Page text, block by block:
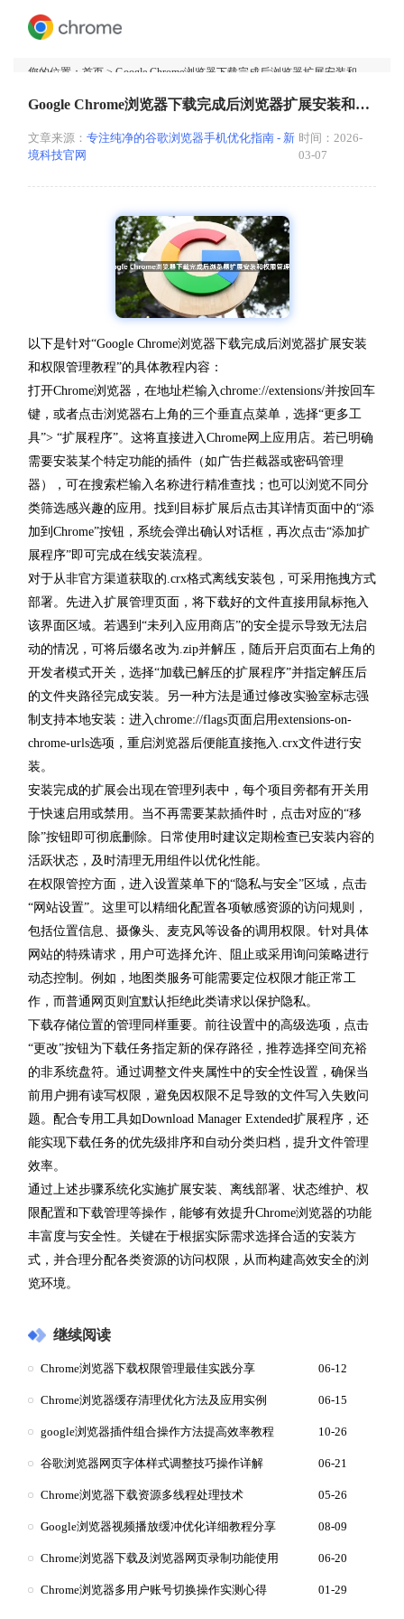
您的位置： 首页 > Google Chrome浏览器下载完成后浏览器扩展安装和权限管理教程
Google Chrome浏览器下载完成后浏览器扩展安装和权限管理教程
文章来源： 专注纯净的谷歌浏览器手机优化指南 - 新
境科技官网
时间：2026-
03-07
以下是针对“Google Chrome浏览器下载完成后浏览器扩展安装
和权限管理教程”的具体教程内容：
打开Chrome浏览器，在地址栏输入chrome://extensions/并按回车
键，或者点击浏览器右上角的三个垂直点菜单，选择“更多工
具”> “扩展程序”。这将直接进入Chrome网上应用店。若已明确
需要安装某个特定功能的插件（如广告拦截器或密码管理
器），可在搜索栏输入名称进行精准查找；也可以浏览不同分
类筛选感兴趣的应用。找到目标扩展后点击其详情页面中的“添
加到Chrome”按钮，系统会弹出确认对话框，再次点击“添加扩
展程序”即可完成在线安装流程。
对于从非官方渠道获取的.crx格式离线安装包，可采用拖拽方式
部署。先进入扩展管理页面，将下载好的文件直接用鼠标拖入
该界面区域。若遇到“未列入应用商店”的安全提示导致无法启
动的情况，可将后缀名改为.zip并解压，随后开启页面右上角的
开发者模式开关，选择“加载已解压的扩展程序”并指定解压后
的文件夹路径完成安装。另一种方法是通过修改实验室标志强
制支持本地安装：进入chrome://flags页面启用extensions-on-
chrome-urls选项，重启浏览器后便能直接拖入.crx文件进行安
装。
安装完成的扩展会出现在管理列表中，每个项目旁都有开关用
于快速启用或禁用。当不再需要某款插件时，点击对应的“移
除”按钮即可彻底删除。日常使用时建议定期检查已安装内容的
活跃状态，及时清理无用组件以优化性能。
在权限管控方面，进入设置菜单下的“隐私与安全”区域，点击
“网站设置”。这里可以精细化配置各项敏感资源的访问规则，
包括位置信息、摄像头、麦克风等设备的调用权限。针对具体
网站的特殊请求，用户可选择允许、阻止或采用询问策略进行
动态控制。例如，地图类服务可能需要定位权限才能正常工
作，而普通网页则宜默认拒绝此类请求以保护隐私。
下载存储位置的管理同样重要。前往设置中的高级选项，点击
“更改”按钮为下载任务指定新的保存路径，推荐选择空间充裕
的非系统盘符。通过调整文件夹属性中的安全性设置，确保当
前用户拥有读写权限，避免因权限不足导致的文件写入失败问
题。配合专用工具如Download Manager Extended扩展程序，还
能实现下载任务的优先级排序和自动分类归档，提升文件管理
效率。
通过上述步骤系统化实施扩展安装、离线部署、状态维护、权
限配置和下载管理等操作，能够有效提升Chrome浏览器的功能
丰富度与安全性。关键在于根据实际需求选择合适的安装方
式，并合理分配各类资源的访问权限，从而构建高效安全的浏
览环境。
继续阅读
Chrome浏览器下载权限管理最佳实践分享 06-12
Chrome浏览器缓存清理优化方法及应用实例 06-15
google浏览器插件组合操作方法提高效率教程 10-26
谷歌浏览器网页字体样式调整技巧操作详解 06-21
Chrome浏览器下载资源多线程处理技术 05-26
Google浏览器视频播放缓冲优化详细教程分享 08-09
Chrome浏览器下载及浏览器网页录制功能使用 06-20
Chrome浏览器多用户账号切换操作实测心得 01-29